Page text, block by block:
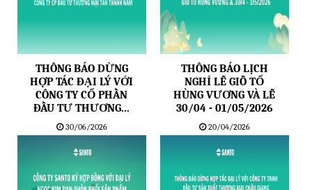
THÔNG BÁO DỪNG
HỢP TÁC ĐẠI LÝ VỚI
CÔNG TY CỔ PHẦN
ĐẦU TƯ THƯƠNG...
30/06/2026
THÔNG BÁO LỊCH
NGHỈ LỄ GIỖ TỔ
HÙNG VƯƠNG VÀ LỄ
30/04 - 01/05/2026
20/04/2026